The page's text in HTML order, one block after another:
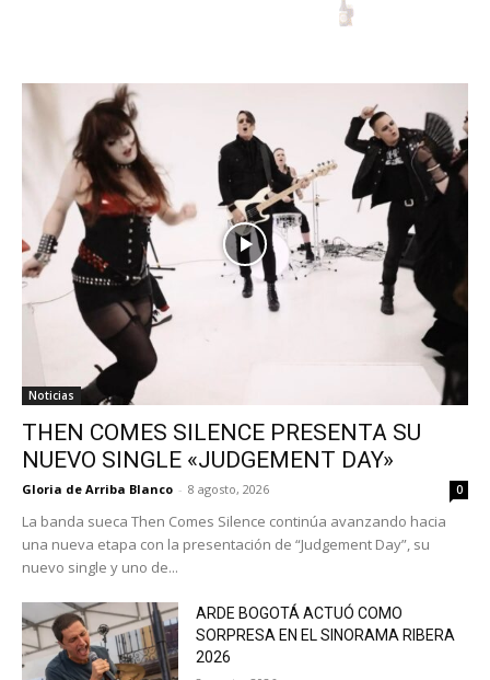
Noticias
THEN COMES SILENCE PRESENTA SU
NUEVO SINGLE «JUDGEMENT DAY»
Gloria de Arriba Blanco - 8 agosto, 2026 0
La banda sueca Then Comes Silence continúa avanzando hacia
una nueva etapa con la presentación de “Judgement Day”, su
nuevo single y uno de...
ARDE BOGOTÁ ACTUÓ COMO
SORPRESA EN EL SINORAMA RIBERA
2026